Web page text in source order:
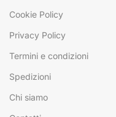
Cookie Policy
Privacy Policy
Termini e condizioni
Spedizioni
Chi siamo